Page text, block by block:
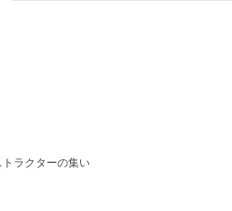
ラクターの集い